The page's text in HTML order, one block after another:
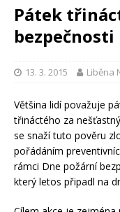
Pátek
bezpečnosti
13. 3. 2015 Liběna
Většina lidí považuje
třináctého za
se snaží tuto pověru
pořádáním
rámci Dne požární
který letos připadl na